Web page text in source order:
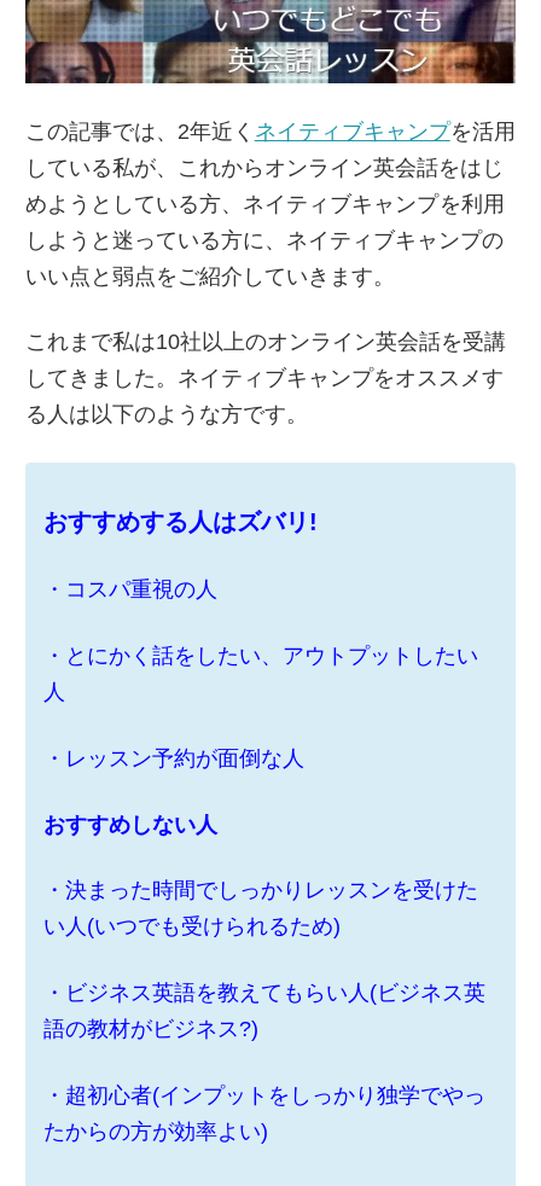
この記事では、2年近く ネイティブキャンプを活用
している私が、これからオンライン英会話をはじ
めようとしている方、ネイティブキャンプを利用
しようと迷っている方に、ネイティブキャンプの
いい点と弱点をご紹介していきます。
これまで私は10社以上のオンライン英会話を受講
してきました。ネイティブキャンプをオススメす
る人は以下のような方です。
おすすめする人はズバリ!
・コスパ重視の人
・とにかく話をしたい、アウトプットしたい
人
・レッスン予約が面倒な人
おすすめしない人
・決まった時間でしっかりレッスンを受けた
い人(いつでも受けられるため)
・ビジネス英語を教えてもらい人(ビジネス英
語の教材がビジネス?)
・超初心者(インプットをしっかり独学でやっ
たからの方が効率よい)